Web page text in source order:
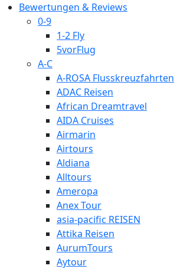
Bewertungen & Reviews
0-9
1-2 Fly
5vorFlug
A-C
A-ROSA Flusskreuzfahrten
ADAC Reisen
African Dreamtravel
AIDA Cruises
Airmarin
Airtours
Aldiana
Alltours
Ameropa
Anex Tour
asia-pacific REISEN
Attika Reisen
AurumTours
Aytour